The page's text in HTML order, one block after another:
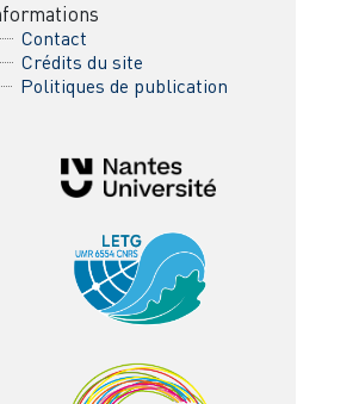
Contact
Crédits du site
Politiques de publication